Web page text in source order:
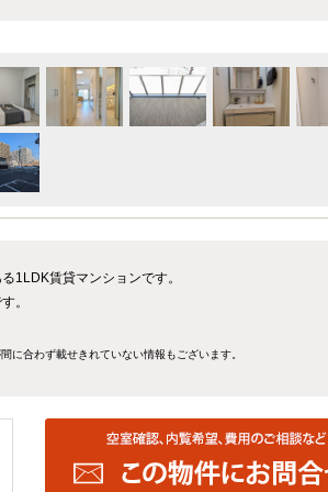
1LDK賃貸マンションです。
。
合わず載せきれていない情報もございます。